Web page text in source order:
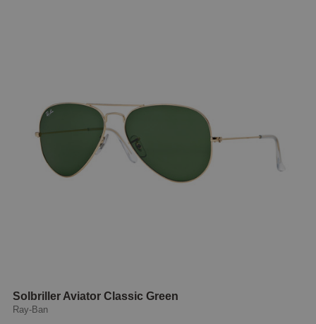
Solbriller Aviator Classic Green
Ray-Ban